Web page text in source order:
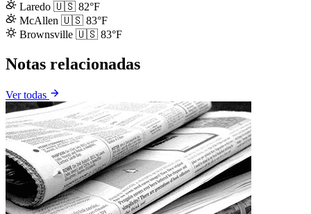
Laredo 🇺🇸 82°F
McAllen 🇺🇸 83°F
Brownsville 🇺🇸 83°F
Notas relacionadas
Ver todas